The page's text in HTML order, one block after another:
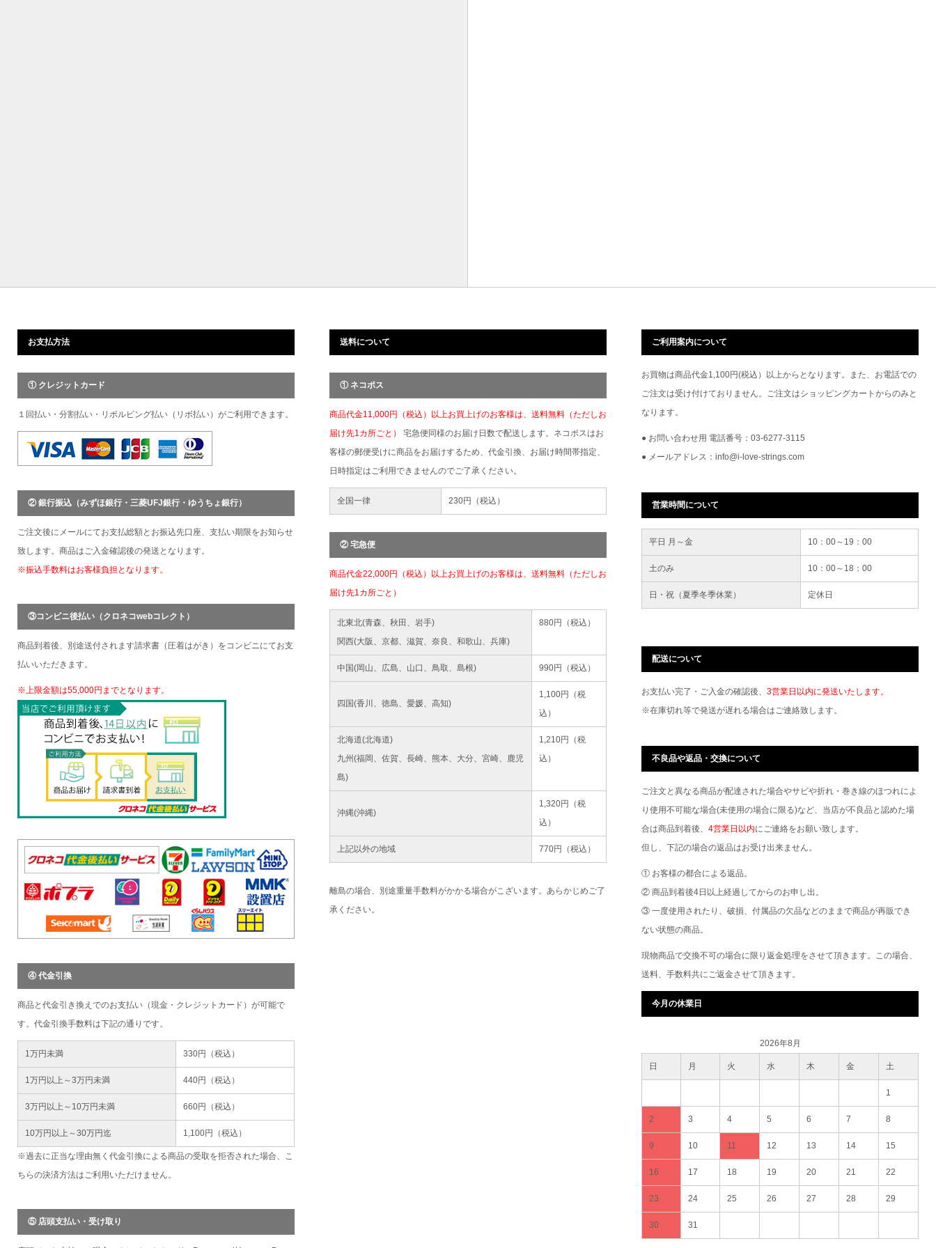
お支払方法
① クレジットカード
１回払い・分割払い・リボルビング払い（リボ払い）がご利用できます。
② 銀行振込（みずほ銀行・三菱UFJ銀行・ゆうちょ銀行）
ご注文後にメールにてお支払総額とお振込先口座、支払い期限をお知らせ
致します。商品はご入金確認後の発送となります。
※振込手数料はお客様負担となります。
③コンビニ後払い（クロネコwebコレクト）
商品到着後、別途送付されます請求書（圧着はがき）をコンビニにてお支
払いいただきます。
※上限金額は55,000円までとなります。
④ 代金引換
商品と代金引き換えでのお支払い（現金・クレジットカード）が可能で
す。代金引換手数料は下記の通りです。
1万円未満 330円（税込）
1万円以上～3万円未満 440円（税込）
3万円以上～10万円未満 660円（税込）
10万円以上～30万円迄 1,100円（税込）
※過去に正当な理由無く代金引換による商品の受取を拒否された場合、こ
ちらの決済方法はご利用いただけません。
⑤ 店頭支払い・受け取り
送料について
① ネコポス
商品代金11,000円（税込）以上お買上げのお客様は、送料無料（ただしお
届け先1カ所ごと） 宅急便同様のお届け日数で配送します。ネコポスはお
客様の郵便受けに商品をお届けするため、代金引換、お届け時間帯指定、
日時指定はご利用できませんのでご了承ください。
全国一律 230円（税込）
② 宅急便
商品代金22,000円（税込）以上お買上げのお客様は、送料無料（ただしお
届け先1カ所ごと）
北東北(青森、秋田、岩手)
関西(大阪、京都、滋賀、奈良、和歌山、兵庫)
880円（税込）
中国(岡山、広島、山口、鳥取、島根) 990円（税込）
四国(香川、徳島、愛媛、高知)
1,100円（税
込）
北海道(北海道)
九州(福岡、佐賀、長崎、熊本、大分、宮崎、鹿児
島)
1,210円（税
込）
沖縄(沖縄)
1,320円（税
込）
上記以外の地域 770円（税込）
離島の場合、別途重量手数料がかかる場合がこざいます。あらかじめご了
承ください。
ご利用案内について
お買物は商品代金1,100円(税込）以上からとなります。また、お電話での
ご注文は受け付けておりません。ご注文はショッピングカートからのみと
なります。
● お問い合わせ用 電話番号：03-6277-3115
● メールアドレス：info@i-love-strings.com
営業時間について
平日 月～金 10：00～19：00
土のみ 10：00～18：00
日・祝（夏季冬季休業） 定休日
配送について
お支払い完了・ご入金の確認後、 3営業日以内に発送いたします。
※在庫切れ等で発送が遅れる場合はご連絡致します。
不良品や返品・交換について
ご注文と異なる商品が配達された場合やサビや折れ・巻き線のほつれによ
り使用不可能な場合(未使用の場合に限る)など、当店が不良品と認めた場
合は商品到着後、 4営業日以内にご連絡をお願い致します。
但し、下記の場合の返品はお受け出来ません。
① お客様の都合による返品。
② 商品到着後4日以上経過してからのお申し出。
③ 一度使用されたり、破損、付属品の欠品などのままで商品が再販でき
ない状態の商品。
現物商品で交換不可の場合に限り返金処理をさせて頂きます。この場合、
送料、手数料共にご返金させて頂きます。
今月の休業日
2026年8月
日 月 火 水 木 金 土
1
2 3 4 5 6 7 8
9 10 11 12 13 14 15
16 17 18 19 20 21 22
23 24 25 26 27 28 29
30 31